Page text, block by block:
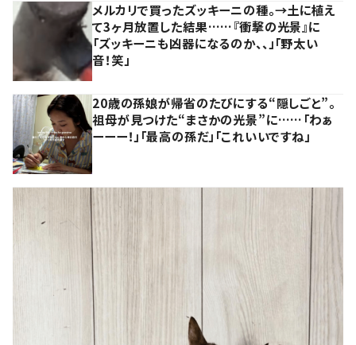
メルカリで買ったズッキーニの種。→土に植え
て3ヶ月放置した結果……『衝撃の光景』に
「ズッキーニも凶器になるのか、、」「野太い
音！笑」
20歳の孫娘が帰省のたびにする“隠しごと”。
祖母が見つけた“まさかの光景”に……「わぁ
ーーー！」「最高の孫だ」「これいいですね」